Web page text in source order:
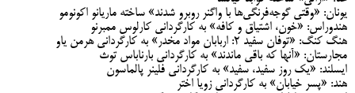
یونان: «وقتی گوجه‌فرنگی‌ها با واگنر روبرو شدند» ساخته ماریانو اکونومو
هندوراس: «خون، اشتیاق و کافه» به کارگردانی کارلوس ممبرنو
هنگ کنگ: «توفان سفید 2: اربابان مواد مخدر» به کارگردانی هرمن یاو
مجارستان: «آنها که باقی ماندند» به کارگردانی بارناباس توث
ایسلند: «یک روز سفید، سفید» به کارگردانی فلینر پالماسون
هند: «پسر خیابان» به کارگردانی زویا اختر